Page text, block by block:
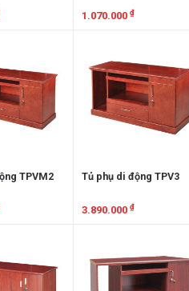
1.070.000 ₫
TPVM2 Tủ phụ di động TPV3
3.890.000 ₫